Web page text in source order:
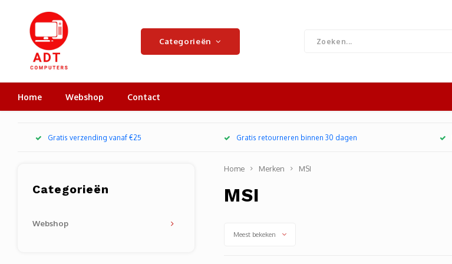
Categorieën
Home Webshop Contact
Gratis verzending vanaf €25 Gratis retourneren binnen 30 dagen
Categorieën
Webshop
Home Merken MSI
MSI
Meest bekeken